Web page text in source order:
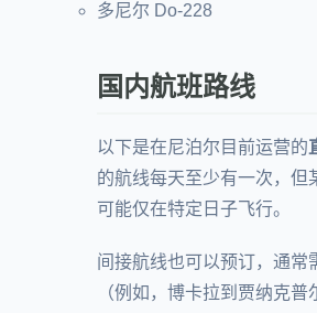
多尼尔 Do-228
国内航班路线
以下是在尼泊尔目前运营的
的航线每天至少有一次，但
可能仅在特定日子飞行。
间接航线也可以预订，通常
（例如，博卡拉到贾纳克